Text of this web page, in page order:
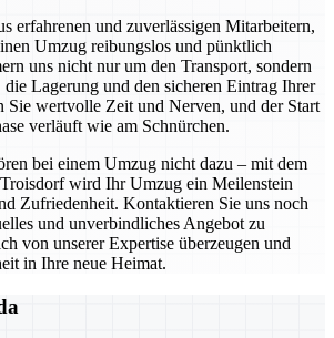
erfahrenen und zuverlässigen Mitarbeitern,
Umzug reibungslos und pünktlich
uns nicht nur um den Transport, sondern
Lagerung und den sicheren Eintrag Ihrer
Sie wertvolle Zeit und Nerven, und der Start
verläuft wie am Schnürchen.
bei einem Umzug nicht dazu – mit dem
wird Ihr Umzug ein Meilenstein
Zufriedenheit. Kontaktieren Sie uns noch
und unverbindliches Angebot zu
von unserer Expertise überzeugen und
in Ihre neue Heimat.